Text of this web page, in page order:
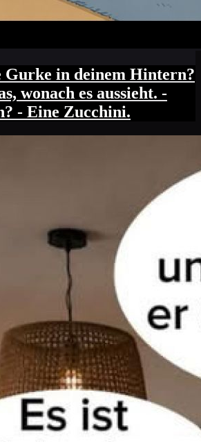
Gurke in deinem Hintern?
wonach es aussieht. -
- Eine Zucchini.